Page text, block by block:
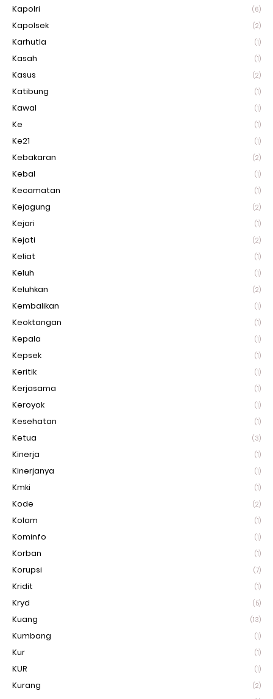
Kapolri (6)
Kapolsek (2)
Karhutla (1)
Kasah (1)
Kasus (2)
Katibung (1)
Kawal (1)
Ke (1)
Ke21 (1)
Kebakaran (2)
Kebal (1)
Kecamatan (1)
Kejagung (2)
Kejari (1)
Kejati (2)
Keliat (1)
Keluh (1)
Keluhkan (2)
Kembalikan (1)
Keoktangan (1)
Kepala (1)
Kepsek (1)
Keritik (1)
Kerjasama (1)
Keroyok (1)
Kesehatan (1)
Ketua (3)
Kinerja (1)
Kinerjanya (1)
Kmki (1)
Kode (2)
Kolam (1)
Kominfo (1)
Korban (1)
Korupsi (7)
Kridit (1)
Kryd (5)
Kuang (13)
Kumbang (1)
Kur (1)
KUR (1)
Kurang (2)